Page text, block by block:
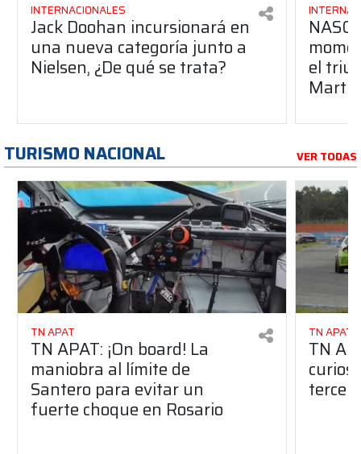
INTERNACIONALES
Jack Doohan incursionará en
una nueva categoría junto a
Nielsen, ¿De qué se trata? el
TURISMO NACIONAL VER TODAS
TN APAT
TN APAT: ¡On board! La
maniobra al límite de
Santero para evitar un
fuerte choque en Rosario
TN APAT
TN